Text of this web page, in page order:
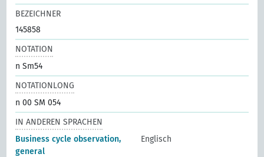
BEZEICHNER
145858
NOTATION
n Sm54
NOTATIONLONG
n 00 SM 054
IN ANDEREN SPRACHEN
Business cycle observation,
general
Englisch